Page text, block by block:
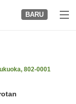
BARU
802-0001